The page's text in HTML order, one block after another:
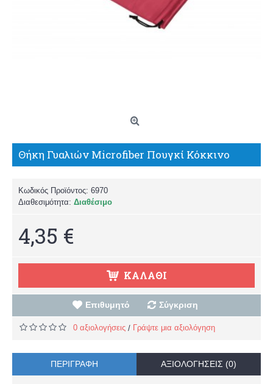
Θήκη Γυαλιών Microfiber Πουγκί Κόκκινο
Κωδικός Προϊόντος: 6970
Διαθεσιμότητα: Διαθέσιμο
4,35 €
ΚΑΛΆΘΙ
Επιθυμητό Σύγκριση
0 αξιολογήσεις / Γράψτε μια αξιολόγηση
ΠΕΡΙΓΡΑΦΉ ΑΞΙΟΛΟΓΉΣΕΙΣ (0)